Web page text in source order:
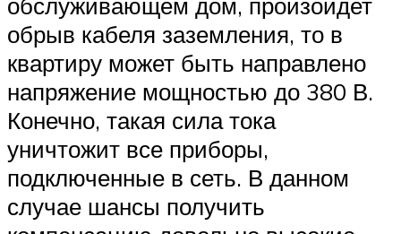
обрыв кабеля заземления, то в
квартиру может быть направлено
напряжение мощностью до 380 В.
Конечно, такая сила тока
уничтожит все приборы,
подключенные в сеть. В данном
случае шансы получить